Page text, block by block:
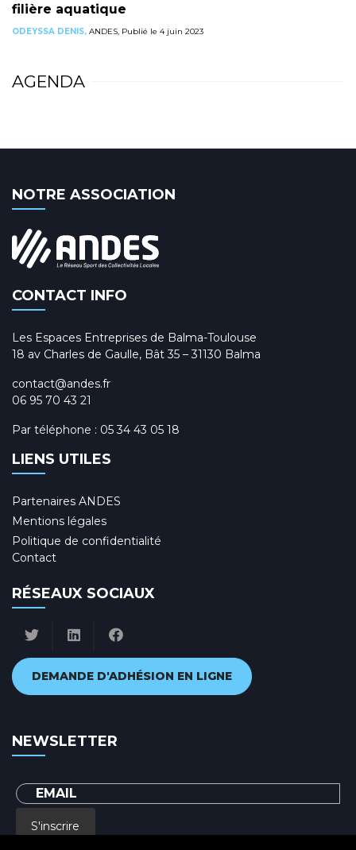
filière aquatique
ODEYSSA DENIS, ANDES, Publié le 4 juin 2023
AGENDA
NOTRE ASSOCIATION
CONTACT INFO
Les Espaces Entreprises de Balma-Toulouse
18 av Charles de Gaulle, Bât 35 – 31130 Balma
contact@andes.fr
06 95 70 43 21
Par téléphone : 05 34 43 05 18
LIENS UTILES
Partenaires ANDES
Mentions légales
Politique de confidentialité
Contact
RÉSEAUX SOCIAUX
DEMANDE D'ADHÉSION EN LIGNE
NEWSLETTER
S'inscrire